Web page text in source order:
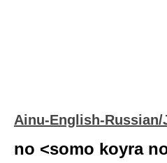
Ainu-English-
no <somo koyra